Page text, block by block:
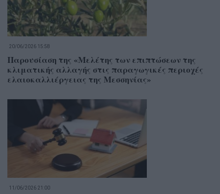
20/06/2026 15:58
Παρουσίαση της «Μελέτης των επιπτώσεων της
κλιματικής αλλαγής στις παραγωγικές περιοχές
ελαιοκαλλιέργειας της Μεσσηνίας»
11/06/2026 21:00